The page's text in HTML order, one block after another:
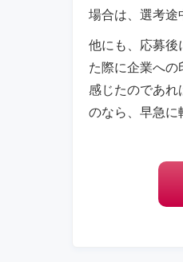
場合は、選考途
他にも、応募後
た際に企業への
感じたのであれ
のなら、早急に